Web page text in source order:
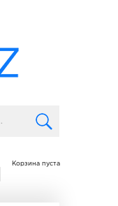
Корзина пуста